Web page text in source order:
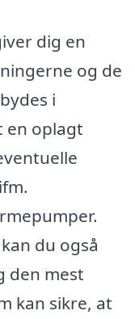
dig en
og de
i
en oplagt
du også
den mest
kan sikre, at